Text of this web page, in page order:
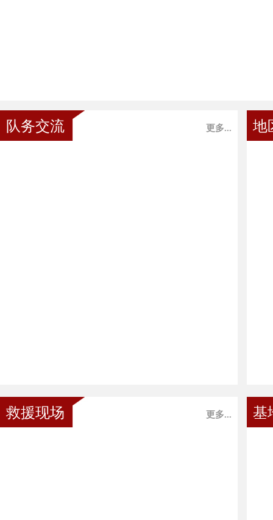
队务交流 更多... 地
救援现场 更多... 基